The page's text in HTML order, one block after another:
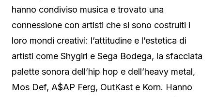
hanno condiviso musica e trovato una
connessione con artisti che si sono costruiti i
loro mondi creativi: l’attitudine e l’estetica di
artisti come Shygirl e Sega Bodega, la sfacciata
palette sonora dell’hip hop e dell’heavy metal,
Mos Def, A$AP Ferg, OutKast e Korn. Hanno